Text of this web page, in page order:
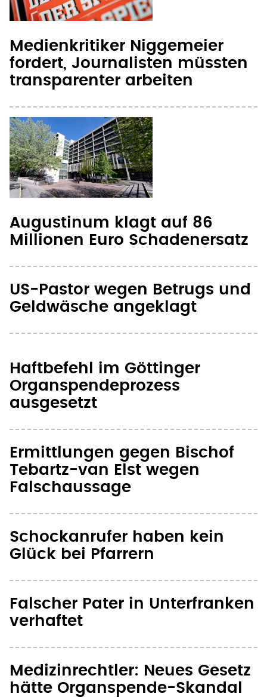
Medienkritiker Niggemeier
fordert, Journalisten müssten
transparenter arbeiten
Augustinum klagt auf 86
Millionen Euro Schadenersatz
US-Pastor wegen Betrugs und
Geldwäsche angeklagt
Haftbefehl im Göttinger
Organspendeprozess
ausgesetzt
Ermittlungen gegen Bischof
Tebartz-van Elst wegen
Falschaussage
Schockanrufer haben kein
Glück bei Pfarrern
Falscher Pater in Unterfranken
verhaftet
Medizinrechtler: Neues Gesetz
hätte Organspende-Skandal